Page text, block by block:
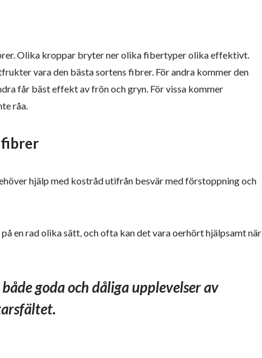
Olika kroppar bryter ner olika fibertyper olika effektivt.
vara den bästa sortens fibrer. För andra kommer den
får bäst effekt av frön och gryn. För vissa kommer
råa.
fibrer
hjälp med kostråd utifrån besvär med förstoppning och
en rad olika sätt, och ofta kan det vara oerhört hjälpsamt när
goda och dåliga upplevelser av